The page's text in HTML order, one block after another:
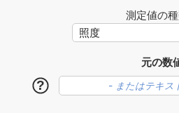
測定値の
元の数
?